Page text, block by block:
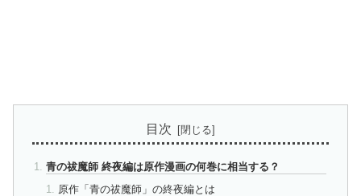
目次
青の祓魔師 終夜編は原作漫画の何巻に相当する？
原作「青の祓魔師」の終夜編とは